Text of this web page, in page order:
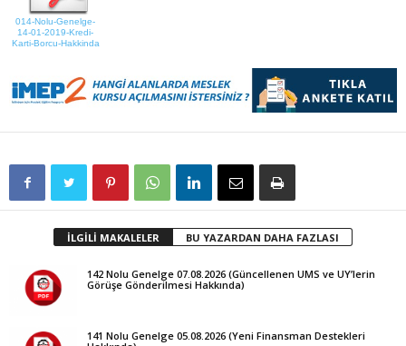
014-Nolu-Genelge-
14-01-2019-Kredi-
Karti-Borcu-Hakkinda
İLGİLİ MAKALELER BU YAZARDAN DAHA FAZLASI
142 Nolu Genelge 07.08.2026 (Güncellenen UMS ve UY’lerin
Görüşe Gönderilmesi Hakkında)
141 Nolu Genelge 05.08.2026 (Yeni Finansman Destekleri